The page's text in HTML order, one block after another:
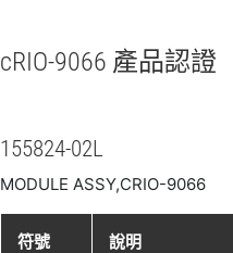
cRIO-9066 產品認證
155824-02L
MODULE ASSY,CRIO-9066
符號 說明